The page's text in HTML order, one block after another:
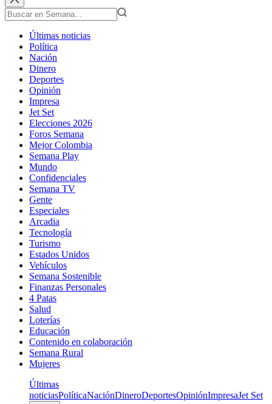
Últimas noticias
Política
Nación
Dinero
Deportes
Opinión
Impresa
Jet Set
Elecciones 2026
Foros Semana
Mejor Colombia
Semana Play
Mundo
Confidenciales
Semana TV
Gente
Especiales
Arcadia
Tecnología
Turismo
Estados Unidos
Vehículos
Semana Sostenible
Finanzas Personales
4 Patas
Salud
Loterías
Educación
Contenido en colaboración
Semana Rural
Mujeres
Últimas
noticiasPolíticaNaciónDineroDeportesOpiniónImpresaJet Set